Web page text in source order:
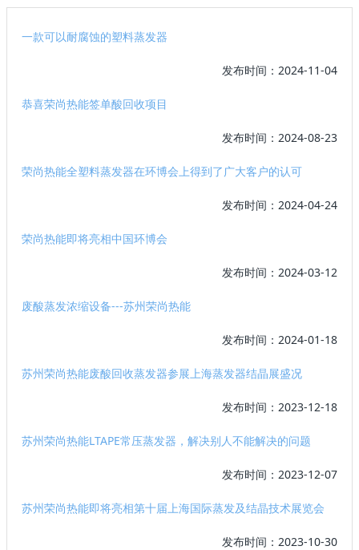
一款可以耐腐蚀的塑料蒸发器
发布时间：2024-11-04
恭喜荣尚热能签单酸回收项目
发布时间：2024-08-23
荣尚热能全塑料蒸发器在环博会上得到了广大客户的认可
发布时间：2024-04-24
荣尚热能即将亮相中国环博会
发布时间：2024-03-12
废酸蒸发浓缩设备---苏州荣尚热能
发布时间：2024-01-18
苏州荣尚热能废酸回收蒸发器参展上海蒸发器结晶展盛况
发布时间：2023-12-18
苏州荣尚热能LTAPE常压蒸发器，解决别人不能解决的问题
发布时间：2023-12-07
苏州荣尚热能即将亮相第十届上海国际蒸发及结晶技术展览会
发布时间：2023-10-30